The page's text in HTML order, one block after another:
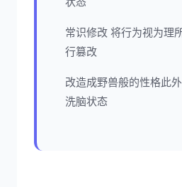
常识修改 将行为视为理
行篡改
改造成野兽般的性格此
洗脑状态